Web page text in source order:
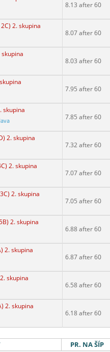
8.13 after 60
2. skupina
8.07 after 60
skupina
8.03 after 60
7.95 after 60
skupina
7.85 after 60
2. skupina
7.32 after 60
2. skupina
7.07 after 60
2. skupina
7.05 after 60
2. skupina
6.88 after 60
2. skupina
6.87 after 60
skupina
6.58 after 60
2. skupina
6.18 after 60
PR. NA ŠÍP